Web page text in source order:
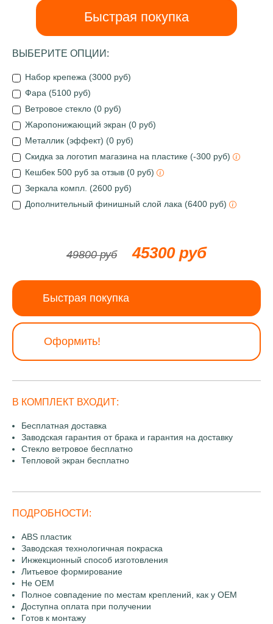
Быстрая покупка
ВЫБЕРИТЕ ОПЦИИ:
Набор крепежа (3000 руб)
Фара (5100 руб)
Ветровое стекло (0 руб)
Жаропонижающий экран (0 руб)
Металлик (эффект) (0 руб)
Скидка за логотип магазина на пластике (-300 руб)
Кешбек 500 руб за отзыв (0 руб)
Зеркала компл. (2600 руб)
Дополнительный финишный слой лака (6400 руб)
49800 руб 45300 руб
Быстрая покупка
Оформить!
В КОМПЛЕКТ ВХОДИТ:
Бесплатная доставка
Заводская гарантия от брака и гарантия на доставку
Стекло ветровое бесплатно
Тепловой экран бесплатно
ПОДРОБНОСТИ:
ABS пластик
Заводская технологичная покраска
Инжекционный способ изготовления
Литьевое формирование
Не OEM
Полное совпадение по местам креплений, как у OEM
Доступна оплата при получении
Готов к монтажу